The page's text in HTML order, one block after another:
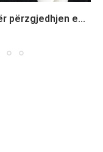
përzgjedhjen e...